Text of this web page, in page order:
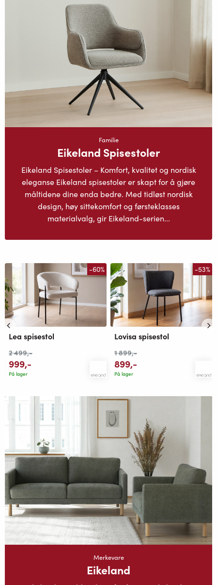
Familie
Eikeland Spisestoler
Eikeland Spisestoler – Komfort, kvalitet og nordisk
eleganse Eikeland spisestoler er skapt for å gjøre
måltidene dine enda bedre. Med tidløst nordisk
design, høy sittekomfort og førsteklasses
materialvalg, gir Eikeland-serien...
-60%
Lea spisestol
2 499,-
999,-
På lager
-53%
Lovisa spisestol
1 899,-
899,-
På lager
Merkevare
Eikeland